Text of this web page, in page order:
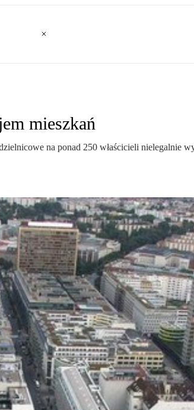
mieszkań
na ponad 250 właścicieli nielegalnie